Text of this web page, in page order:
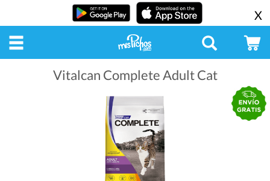
X
Vitalcan Complete Adult Cat